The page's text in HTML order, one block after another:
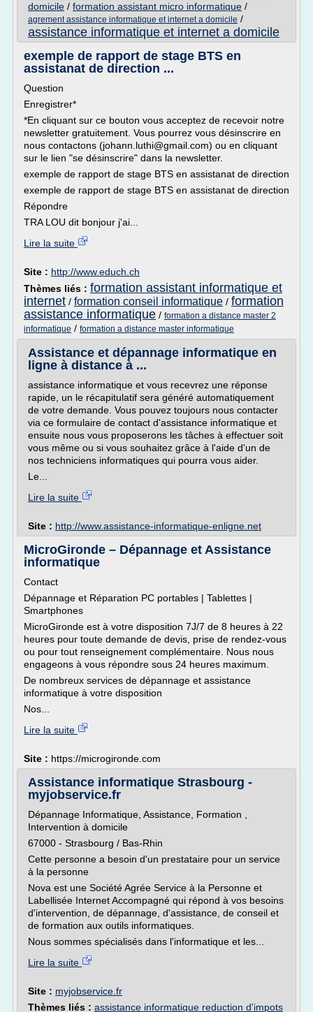
domicile / formation assistant micro informatique /
agrement assistance informatique et internet a domicile /
assistance informatique et internet a domicile
exemple de rapport de stage BTS en
assistanat de direction ...
Question
Enregistrer*
*En cliquant sur ce bouton vous acceptez de recevoir notre
newsletter gratuitement. Vous pourrez vous désinscrire en
nous contactons (johann.luthi@gmail.com) ou en cliquant
sur le lien "se désinscrire" dans la newsletter.
exemple de rapport de stage BTS en assistanat de direction
exemple de rapport de stage BTS en assistanat de direction
Répondre
TRA LOU dit bonjour j'ai...
Lire la suite
Site : http://www.educh.ch
Thèmes liés : formation assistant informatique et
internet / formation conseil informatique / formation
assistance informatique / formation a distance master 2
informatique / formation a distance master informatique
Assistance et dépannage informatique en
ligne à distance à ...
assistance informatique et vous recevrez une réponse
rapide, un le récapitulatif sera généré automatiquement
de votre demande. Vous pouvez toujours nous contacter
via ce formulaire de contact d'assistance informatique et
ensuite nous vous proposerons les tâches à effectuer soit
vous même ou si vous souhaitez grâce à l'aide d'un de
nos techniciens informatiques qui pourra vous aider.
Le...
Lire la suite
Site : http://www.assistance-informatique-enligne.net
MicroGironde – Dépannage et Assistance
informatique
Contact
Dépannage et Réparation PC portables | Tablettes |
Smartphones
MicroGironde est à votre disposition 7J/7 de 8 heures à 22
heures pour toute demande de devis, prise de rendez-vous
ou pour tout renseignement complémentaire. Nous nous
engageons à vous répondre sous 24 heures maximum.
De nombreux services de dépannage et assistance
informatique à votre disposition
Nos...
Lire la suite
Site : https://microgironde.com
Assistance informatique Strasbourg -
myjobservice.fr
Dépannage Informatique, Assistance, Formation ,
Intervention à domicile
67000 - Strasbourg / Bas-Rhin
Cette personne a besoin d'un prestataire pour un service
à la personne
Nova est une Société Agrée Service à la Personne et
Labellisée Internet Accompagné qui répond à vos besoins
d'intervention, de dépannage, d'assistance, de conseil et
de formation aux outils informatiques.
Nous sommes spécialisés dans l'informatique et les...
Lire la suite
Site : myjobservice.fr
Thèmes liés : assistance informatique reduction d'impots